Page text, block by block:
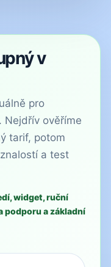
v
pro
Nejdřív ověříme
tarif, potom
a test
widget, ruční
podporu a základní